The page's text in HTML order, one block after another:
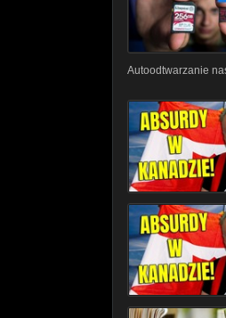
Autoodtwarzanie